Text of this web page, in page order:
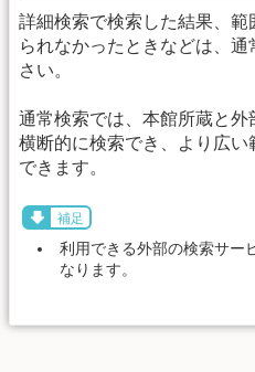
詳細検索で検索した結果、
られなかったときなどは、
さい。
通常検索では、本館所蔵と
横断的に検索でき、より広
できます。
補足
利用できる外部の検索サー
なります。